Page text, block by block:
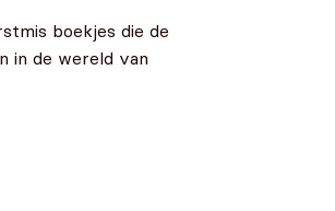
boekjes die de
in de wereld van